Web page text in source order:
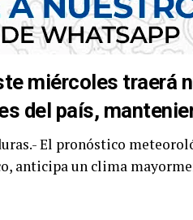
miércoles traerá
del país,
El pronóstico
anticipa un clima